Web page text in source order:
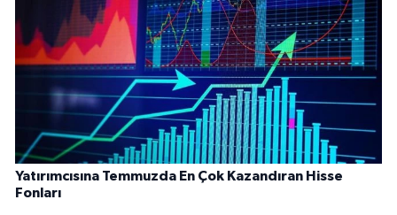
Yatırımcısına Temmuzda En Çok Kazandıran Hisse
Fonları